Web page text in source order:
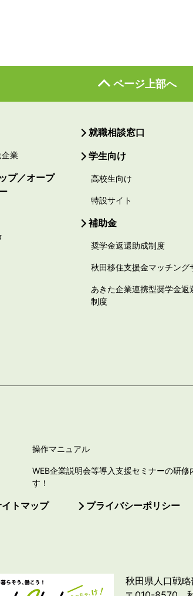
ページ上部へ
業
プ／オープ
就職相談窓口
学生向け
高校生向け
特設サイト
補助金
奨学金返還助成制度
秋田移住支援金マッチング
あきた企業連携型奨学金返
制度
操作マニュアル
WEB企業説明会等導入支援セミナーの研修
す！
トマップ プライバシーポリシー
秋田県人口戦